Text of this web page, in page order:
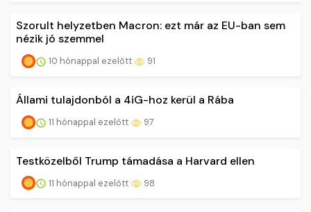
Szorult helyzetben Macron: ezt már az EU-ban sem
nézik jó szemmel
10 hónappal ezelőtt 91
Állami tulajdonból a 4iG-hoz kerül a Rába
11 hónappal ezelőtt 97
Testközelből Trump támadása a Harvard ellen
11 hónappal ezelőtt 98